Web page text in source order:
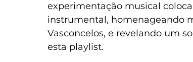
experimentação musical
instrumental, homenageando
Vasconcelos, e revelando um
esta playlist.